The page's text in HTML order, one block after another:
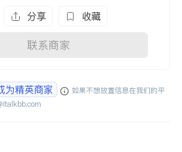
分享 收藏
联系商家
为精英商家
如果不想放置信息在我们的平